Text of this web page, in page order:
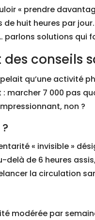
« prendre
huit heures par
parlons solutions qui
conseils
qu’une activité
7 000 pas
non ?
« invisible »
delà de 6 heures
la circulation
modérée par